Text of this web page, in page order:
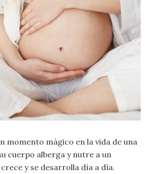
momento mágico en la vida de una
cuerpo alberga y nutre a un
y se desarrolla día a día.